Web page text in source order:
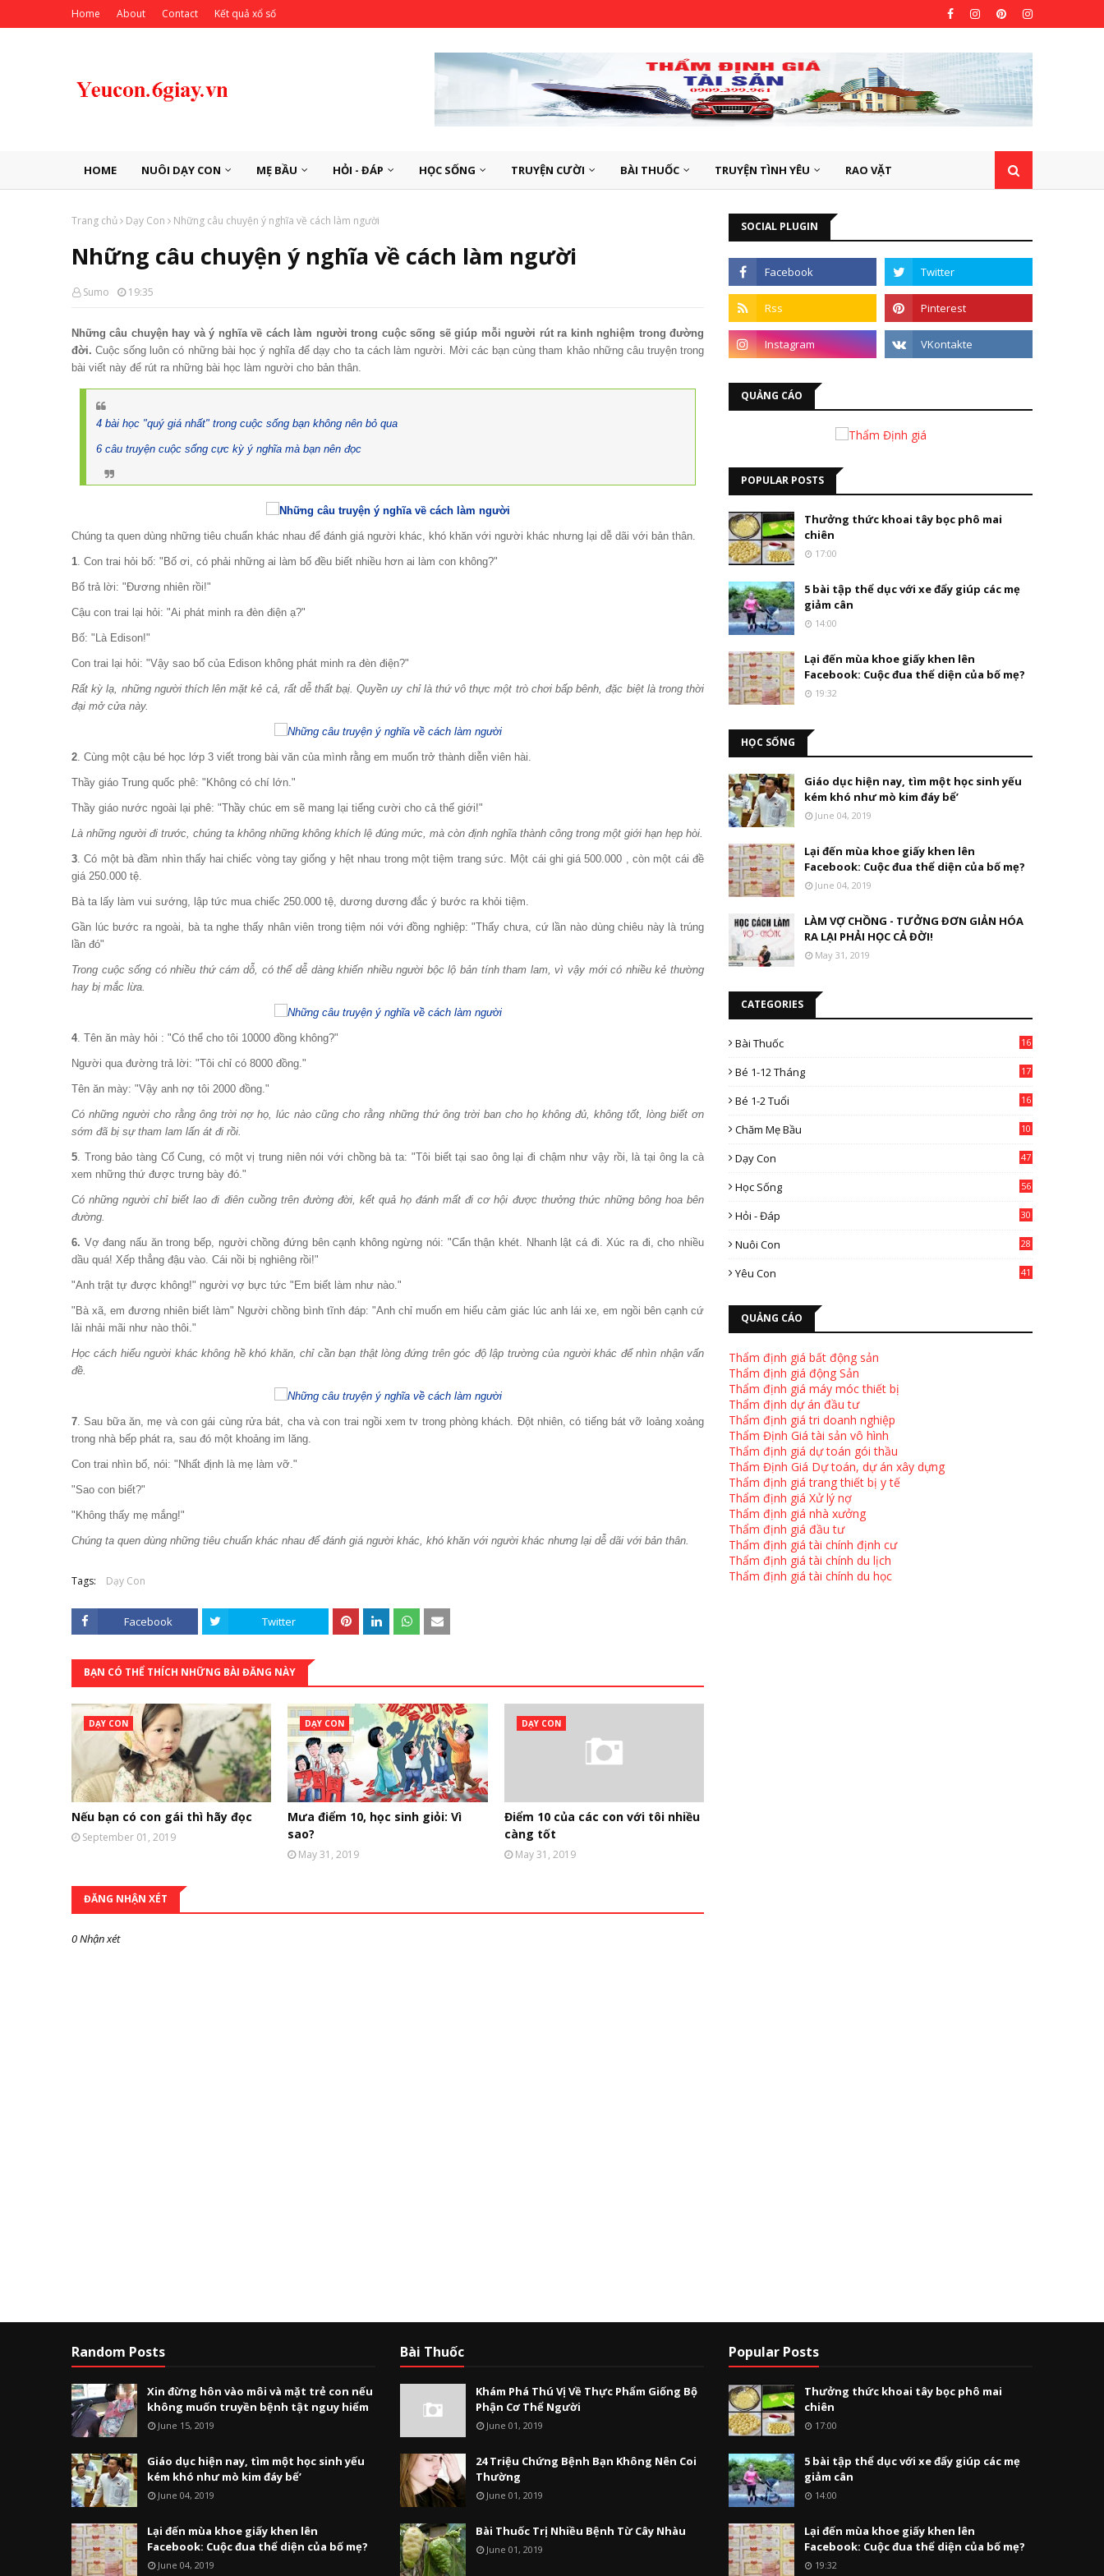
Home About Contact Kết quả xổ số
HOME NUÔI DẠY CON MẸ BẦU HỎI - ĐÁP HỌC SỐNG TRUYỆN CƯỜI BÀI THUỐC TRUYỆN TÌNH YÊU RAO VẶT
Trang chủ Dạy Con Những câu chuyện ý nghĩa về cách làm người
Những câu chuyện ý nghĩa về cách làm người
Sumo 19:35
Những câu chuyện hay và ý nghĩa về cách làm người trong cuộc sống sẽ giúp mỗi người rút ra kinh nghiệm trong đường
đời. Cuộc sống luôn có những bài học ý nghĩa để dạy cho ta cách làm người. Mời các bạn cùng tham khảo những câu truyện trong
bài viết này để rút ra những bài học làm người cho bản thân.
4 bài học "quý giá nhất" trong cuộc sống bạn không nên bỏ qua
6 câu truyện cuộc sống cực kỳ ý nghĩa mà bạn nên đọc
Chúng ta quen dùng những tiêu chuẩn khác nhau để đánh giá người khác, khó khăn với người khác nhưng lại dễ dãi với bản thân.
1. Con trai hỏi bố: "Bố ơi, có phải những ai làm bố đều biết nhiều hơn ai làm con không?"
Bố trả lời: "Đương nhiên rồi!"
Cậu con trai lại hỏi: "Ai phát minh ra đèn điện ạ?"
Bố: "Là Edison!"
Con trai lại hỏi: "Vậy sao bố của Edison không phát minh ra đèn điện?"
Rất kỳ lạ, những người thích lên mặt kẻ cả, rất dễ thất bạị. Quyền uy chỉ là thứ vô thực một trò chơi bấp bênh, đặc biệt là trong thời
đại mở cửa này.
2. Cùng một cậu bé học lớp 3 viết trong bài văn của mình rằng em muốn trở thành diễn viên hài.
Thầy giáo Trung quốc phê: "Không có chí lớn."
Thầy giáo nước ngoài lại phê: "Thầy chúc em sẽ mang lại tiếng cười cho cả thế giới!"
Là những người đi trước, chúng ta không những không khích lệ đúng mức, mà còn định nghĩa thành công trong một giới hạn hẹp hòi.
3. Có một bà đầm nhìn thấy hai chiếc vòng tay giống y hệt nhau trong một tiệm trang sức. Một cái ghi giá 500.000 , còn một cái đề
giá 250.000 tệ.
Bà ta lấy làm vui sướng, lập tức mua chiếc 250.000 tệ, dương dương đắc ý bước ra khỏi tiệm.
Gần lúc bước ra ngoài, bà ta nghe thấy nhân viên trong tiệm nói với đồng nghiệp: "Thấy chưa, cứ lần nào dùng chiêu này là trúng
lần đó"
Trong cuộc sống có nhiều thứ cám dỗ, có thể dễ dàng khiến nhiều người bộc lộ bản tính tham lam, vì vậy mới có nhiều kẻ thường
hay bị mắc lừa.
4. Tên ăn mày hỏi : "Có thể cho tôi 10000 đồng không?"
Người qua đường trả lời: "Tôi chỉ có 8000 đồng."
Tên ăn mày: "Vậy anh nợ tôi 2000 đồng."
Có những người cho rằng ông trời nợ họ, lúc nào cũng cho rằng những thứ ông trời ban cho họ không đủ, không tốt, lòng biết ơn
sớm đã bị sự tham lam lấn át đi rồi.
5. Trong bảo tàng Cố Cung, có một vị trung niên nói với chồng bà ta: "Tôi biết tại sao ông lại đi chậm như vậy rồi, là tại ông la cà
xem những thứ được trưng bày đó."
Có những người chỉ biết lao đi điên cuồng trên đường đời, kết quả họ đánh mất đi cơ hội được thưởng thức những bông hoa bên
đường.
6. Vợ đang nấu ăn trong bếp, người chồng đứng bên cạnh không ngừng nói: "Cẩn thận khét. Nhanh lật cá đi. Xúc ra đi, cho nhiều
dầu quá! Xếp thẳng đậu vào. Cái nồi bị nghiêng rồi!"
"Anh trật tự được không!" người vợ bực tức "Em biết làm như nào."
"Bà xã, em đương nhiên biết làm" Người chồng bình tĩnh đáp: "Anh chỉ muốn em hiểu cảm giác lúc anh lái xe, em ngồi bên cạnh cứ
lải nhải mãi như nào thôi."
Học cách hiểu người khác không hề khó khăn, chỉ cần bạn thật lòng đứng trên góc độ lập trường của người khác để nhìn nhận vấn
đề.
7. Sau bữa ăn, mẹ và con gái cùng rửa bát, cha và con trai ngồi xem tv trong phòng khách. Đột nhiên, có tiếng bát vỡ loảng xoảng
trong nhà bếp phát ra, sau đó một khoảng im lăng.
Con trai nhìn bố, nói: "Nhất định là mẹ làm vỡ."
"Sao con biết?"
"Không thấy mẹ mắng!"
Chúng ta quen dùng những tiêu chuẩn khác nhau để đánh giá người khác, khó khăn với người khác nhưng lại dễ dãi với bản thân.
Tags: Dạy Con
Facebook Twitter
BẠN CÓ THỂ THÍCH NHỮNG BÀI ĐĂNG NÀY
DẠY CON
Nếu bạn có con gái thì hãy đọc
September 01, 2019
DẠY CON
Mưa điểm 10, học sinh giỏi: Vì
sao?
May 31, 2019
DẠY CON
Điểm 10 của các con với tôi nhiều
càng tốt
May 31, 2019
ĐĂNG NHẬN XÉT
0 Nhận xét
SOCIAL PLUGIN
QUẢNG CÁO
POPULAR POSTS
Thưởng thức khoai tây bọc phô mai
chiên
17:00
5 bài tập thể dục với xe đẩy giúp các mẹ
giảm cân
14:00
Lại đến mùa khoe giấy khen lên
Facebook: Cuộc đua thể diện của bố mẹ?
19:32
HỌC SỐNG
Giáo dục hiện nay, tìm một học sinh yếu
kém khó như mò kim đáy bể’
June 04, 2019
Lại đến mùa khoe giấy khen lên
Facebook: Cuộc đua thể diện của bố mẹ?
June 04, 2019
LÀM VỢ CHỒNG - TƯỞNG ĐƠN GIẢN HÓA
RA LẠI PHẢI HỌC CẢ ĐỜI!
May 31, 2019
CATEGORIES
Bài Thuốc
16
Bé 1-12 Tháng 17
Bé 1-2 Tuổi 16
Chăm Mẹ Bầu
10
Dạy Con
47
Học Sống 56
Hỏi - Đáp 30
Nuôi Con
28
Yêu Con
41
QUẢNG CÁO
Thẩm định giá bất động sản
Thẩm định giá động Sản
Thẩm định giá máy móc thiết bị
Thẩm định dự án đầu tư
Thẩm định giá tri doanh nghiệp
Thẩm Định Giá tài sản vô hình
Thẩm định giá dự toán gói thầu
Thẩm Định Giá Dự toán, dự án xây dựng
Thẩm định giá trang thiết bị y tế
Thẩm định giá Xử lý nợ
Thẩm định giá nhà xưởng
Thẩm định giá đầu tư
Thẩm định giá tài chính định cư
Thẩm định giá tài chính du lịch
Thẩm định giá tài chính du học
Random Posts
Xin đừng hôn vào môi và mặt trẻ con nếu
không muốn truyền bệnh tật nguy hiểm
June 15, 2019
Giáo dục hiện nay, tìm một học sinh yếu
kém khó như mò kim đáy bể’
June 04, 2019
Lại đến mùa khoe giấy khen lên
Facebook: Cuộc đua thể diện của bố mẹ?
June 04, 2019
Bài Thuốc
Khám Phá Thú Vị Về Thực Phẩm Giống Bộ
Phận Cơ Thể Người
June 01, 2019
24 Triệu Chứng Bệnh Bạn Không Nên Coi
Thường
June 01, 2019
Bài Thuốc Trị Nhiều Bệnh Từ Cây Nhàu
June 01, 2019
Popular Posts
Thưởng thức khoai tây bọc phô mai
chiên
17:00
5 bài tập thể dục với xe đẩy giúp các mẹ
giảm cân
14:00
Lại đến mùa khoe giấy khen lên
Facebook: Cuộc đua thể diện của bố mẹ?
19:32